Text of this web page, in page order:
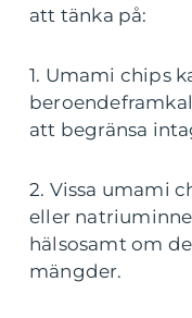
att tänka på:
1. Umami chips
att begränsa
2. Vissa umami
eller
hälsosamt om
mängder.